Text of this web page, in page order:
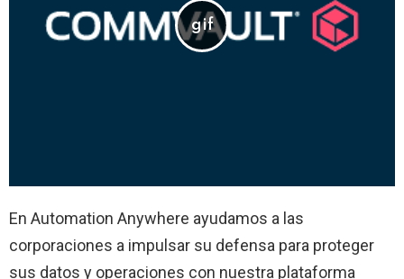
En Automation Anywhere ayudamos a las
corporaciones a impulsar su defensa para proteger
sus datos y operaciones con nuestra plataforma